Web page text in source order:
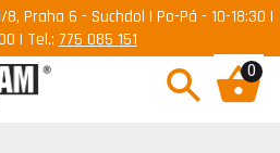
Praha 6 - Suchdol | Po-Pá - 10-18:30 |
| Tel.: 775 085 151
0